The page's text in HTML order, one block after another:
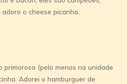
o cheese picanha.
primoroso (pelo menos na unidade
Adorei o hamburguer de